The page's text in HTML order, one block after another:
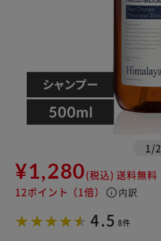
1 /2
¥1,280(税込) 送料無料
12ポイント （1倍） info 内訳
4.5 8件